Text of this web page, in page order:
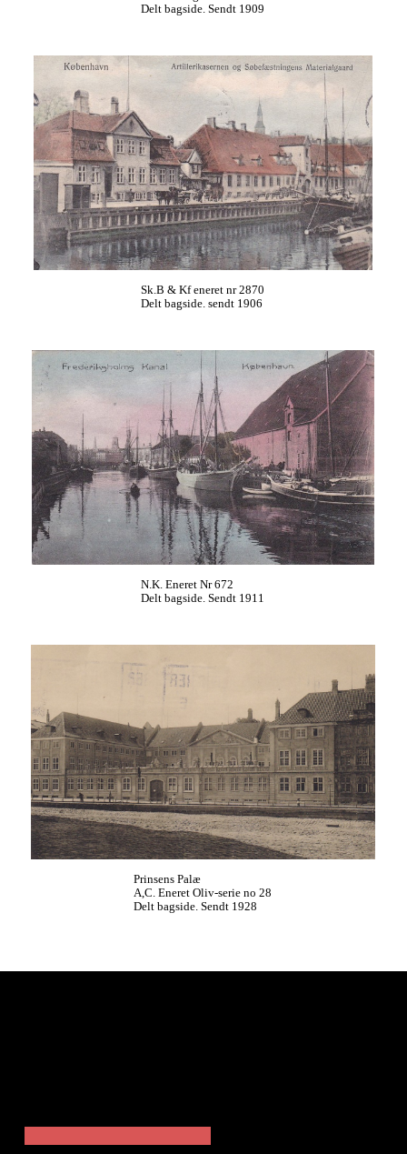
Delt bagside. Sendt 1909
Sk.B & Kf eneret nr 2870
Delt bagside. sendt 1906
N.K. Eneret Nr 672
Delt bagside. Sendt 1911
Prinsens Palæ
A,C. Eneret Oliv-serie no 28
Delt bagside. Sendt 1928